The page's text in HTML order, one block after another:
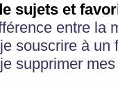
sujets et
entre la
souscrire à
supprimer